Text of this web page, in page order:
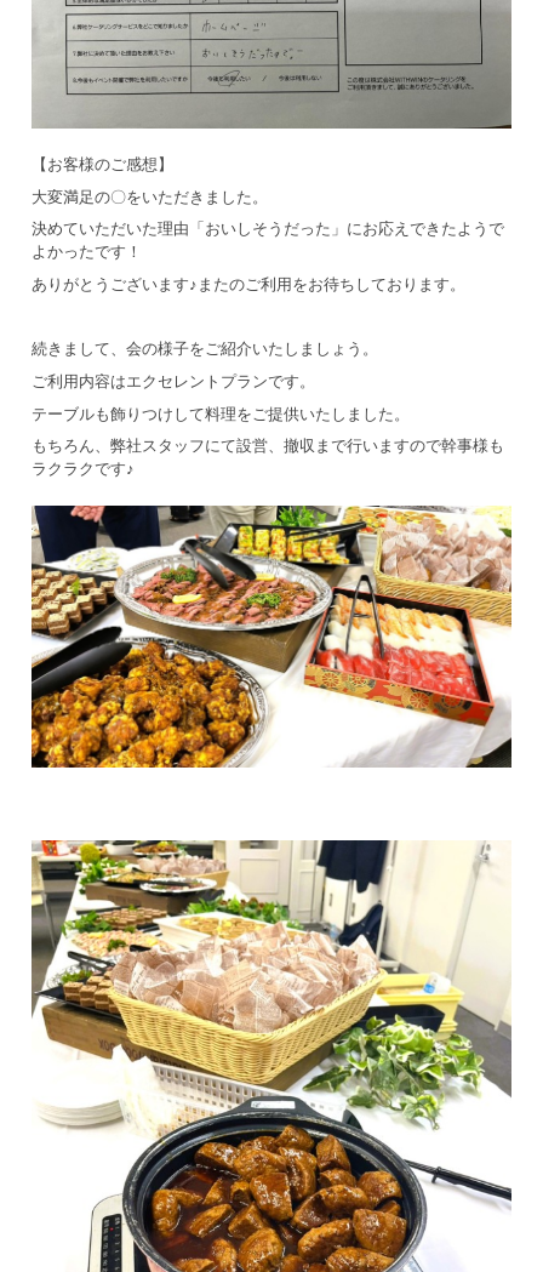
【お客様のご感想】
大変満足の〇をいただきました。
決めていただいた理由「おいしそうだった」にお応えできたようで
よかったです！
ありがとうございます♪またのご利用をお待ちしております。
続きまして、会の様子をご紹介いたしましょう。
ご利用内容はエクセレントプランです。
テーブルも飾りつけして料理をご提供いたしました。
もちろん、弊社スタッフにて設営、撤収まで行いますので幹事様も
ラクラクです♪